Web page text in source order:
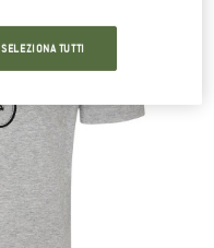
SELEZIONA TUTTI